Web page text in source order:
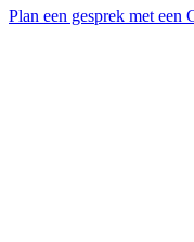
Plan een gesprek met een